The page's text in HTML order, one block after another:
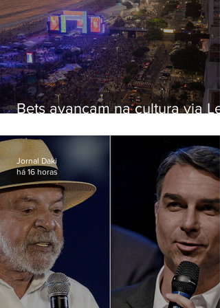
Bets avançam na cultura via Lei
artistas
Jornal Daki
há 16 horas